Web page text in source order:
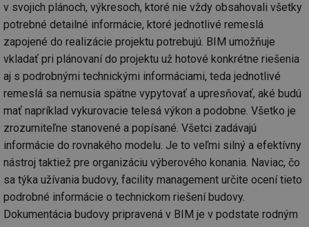
v svojich plánoch, výkresoch, ktoré nie vždy obsahovali všetky
potrebné detailné informácie, ktoré jednotlivé remeslá
zapojené do realizácie projektu potrebujú. BIM umožňuje
vkladať pri plánovaní do projektu už hotové konkrétne riešenia
aj s podrobnými technickými informáciami, teda jednotlivé
remeslá sa nemusia spätne vypytovať a upresňovať, aké budú
mať napríklad vykurovacie telesá výkon a podobne. Všetko je
zrozumiteľne stanovené a popísané. Všetci zadávajú
informácie do rovnakého modelu. Je to veľmi silný a efektívny
nástroj taktiež pre organizáciu výberového konania. Naviac, čo
sa týka užívania budovy, facility management určite ocení tieto
podrobné informácie o technickom riešení budovy.
Dokumentácia budovy pripravená v BIM je v podstate rodným